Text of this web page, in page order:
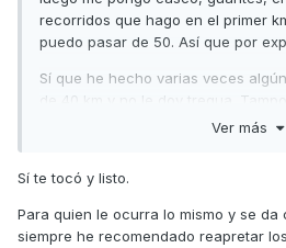
recorridos que hago en el primer
puedo pasar de 50. Así que por
Sí que he hecho varias veces
de 40 km y no le doy tregua.
porque hay alguna intersección o
Creo que me tenía que tocar y listo.
Insisto en que nunca marcó alta
han mantenido y no hubo síntoma
Ver más
Sí te tocó y listo.
Para quien le ocurra lo mismo y se da
siempre he recomendado reapretar